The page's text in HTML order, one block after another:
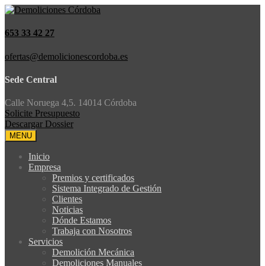
653 33 42 27
ofertas@demolicionescordoba.es
Sede Central
Calle Noruega 4,5. 14014 Córdoba
Solicite Presupuesto
Descargar Dossier
MENU
Inicio
Empresa
Premios y certificados
Sistema Integrado de Gestión
Clientes
Noticias
Dónde Estamos
Trabaja con Nosotros
Servicios
Demolición Mecánica
Demoliciones Manuales